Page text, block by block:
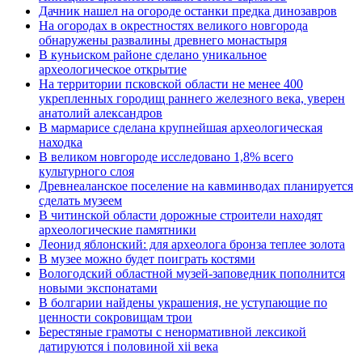
Дачник нашел на огороде останки предка динозавров
На огородах в окрестностях великого новгорода
обнаружены развалины древнего монастыря
В куньиском районе сделано уникальное
археологическое открытие
На территории псковской области не менее 400
укрепленных городищ раннего железного века, уверен
анатолий александров
В мармарисе сделана крупнейшая археологическая
находка
В великом новгороде исследовано 1,8% всего
культурного слоя
Древнеаланское поселение на кавминводах планируется
сделать музеем
В читинской области дорожные строители находят
археологические памятники
Леонид яблонский: для археолога бронза теплее золота
В музее можно будет поиграть костями
Вологодский областной музей-заповедник пополнится
новыми экспонатами
В болгарии найдены украшения, не уступающие по
ценности сокровищам трои
Берестяные грамоты с ненормативной лексикой
датируются i половиной xii века